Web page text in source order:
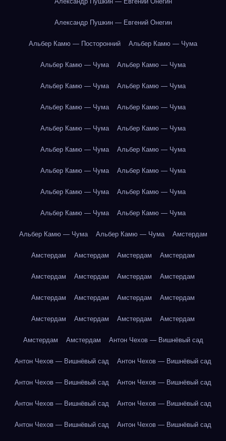
Александр Пушкин — Евгений Онегин
Альбер Камю — Посторонний Альбер Камю — Чума
Альбер Камю — Чума Альбер Камю — Чума
Альбер Камю — Чума Альбер Камю — Чума
Альбер Камю — Чума Альбер Камю — Чума
Альбер Камю — Чума Альбер Камю — Чума
Альбер Камю — Чума Альбер Камю — Чума
Альбер Камю — Чума Альбер Камю — Чума
Альбер Камю — Чума Альбер Камю — Чума
Альбер Камю — Чума Альбер Камю — Чума
Альбер Камю — Чума Альбер Камю — Чума Амстердам
Амстердам Амстердам Амстердам Амстердам
Амстердам Амстердам Амстердам Амстердам
Амстердам Амстердам Амстердам Амстердам
Амстердам Амстердам Амстердам Амстердам
Амстердам Амстердам Антон Чехов — Вишнёвый сад
Антон Чехов — Вишнёвый сад Антон Чехов — Вишнёвый сад
Антон Чехов — Вишнёвый сад Антон Чехов — Вишнёвый сад
Антон Чехов — Вишнёвый сад Антон Чехов — Вишнёвый сад
Антон Чехов — Вишнёвый сад Антон Чехов — Вишнёвый сад